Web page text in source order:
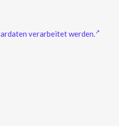
verarbeitet werden.